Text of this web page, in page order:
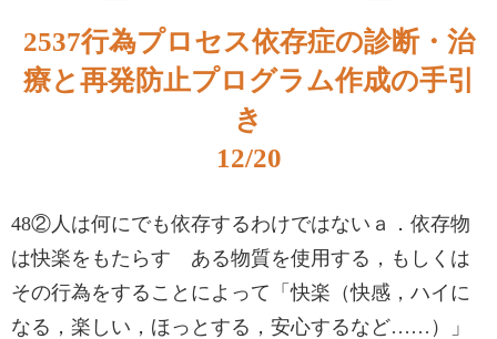
2537行為プロセス依存症の診断・治
療と再発防止プログラム作成の手引
き
12/20
48②人は何にでも依存するわけではないａ．依存物
は快楽をもたらす ある物質を使用する，もしくは
その行為をすることによって「快楽（快感，ハイに
なる，楽しい，ほっとする，安心するなど……）」